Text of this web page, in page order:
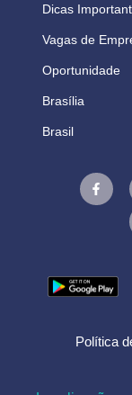
Dicas
Vagas de
Oportunidade
Brasília
Brasil
Política